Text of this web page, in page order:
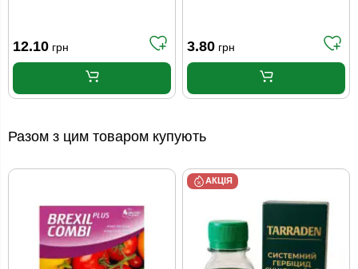
12.10 грн 3.80 грн
Разом з цим товаром купують
АКЦІЯ